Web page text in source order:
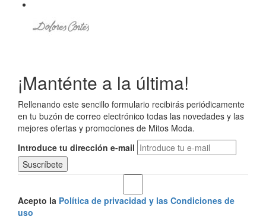
¡Manténte a la última!
Rellenando este sencillo formulario recibirás periódicamente
en tu buzón de correo electrónico todas las novedades y las
mejores ofertas y promociones de Mitos Moda.
Introduce tu dirección e-mail
Acepto la Política de privacidad y las Condiciones de
uso